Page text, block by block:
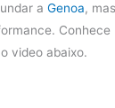
a Genoa,
Conhece
video abaixo.